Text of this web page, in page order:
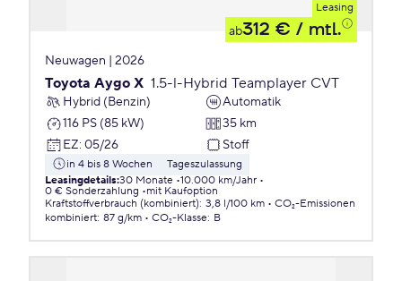
Leasing
ab312 € / mtl.
Neuwagen | 2026
Toyota Aygo X 1.5-l-Hybrid Teamplayer CVT
Hybrid (Benzin)
Automatik
116 PS (85 kW)
35 km
EZ: 05/26 Stoff
in 4 bis 8 Wochen
Tageszulassung
Leasingdetails:30 Monate 10.000 km/Jahr
0 € Sonderzahlung
mit Kaufoption
Kraftstoffverbrauch (kombiniert): 3,8 l/100 km
CO₂-Emissionen
kombiniert: 87 g/km CO₂-Klasse: B